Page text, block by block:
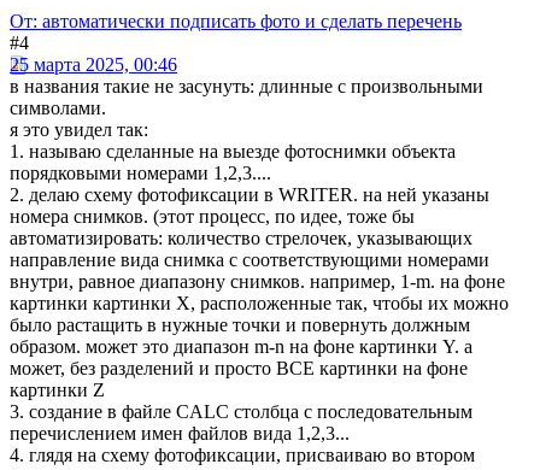
От: автоматически подписать фото и сделать перечень
#4
25 марта 2025, 00:46
в названия такие не засунуть: длинные с произвольными
символами.
я это увидел так:
1. называю сделанные на выезде фотоснимки объекта
порядковыми номерами 1,2,3....
2. делаю схему фотофиксации в WRITER. на ней указаны
номера снимков. (этот процесс, по идее, тоже бы
автоматизировать: количество стрелочек, указывающих
направление вида снимка с соответствующими номерами
внутри, равное диапазону снимков. например, 1-m. на фоне
картинки картинки X, расположенные так, чтобы их можно
было растащить в нужные точки и повернуть должным
образом. может это диапазон m-n на фоне картинки Y. а
может, без разделений и просто ВСЕ картинки на фоне
картинки Z
3. создание в файле CALC столбца с последовательным
перечислением имен файлов вида 1,2,3...
4. глядя на схему фотофиксации, присваиваю во втором